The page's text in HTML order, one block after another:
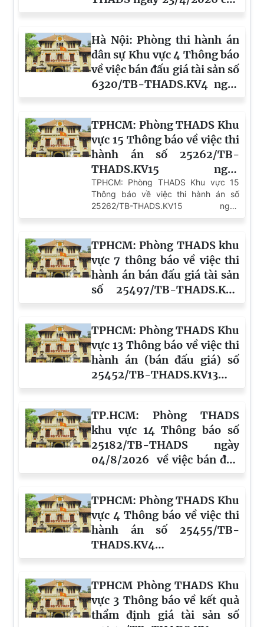
Phòng THADS khu vực 8
Hà Nội: Phòng thi hành án
dân sự Khu vực 4 Thông báo
về việc bán đấu giá tài sản số
6320/TB-THADS.KV4 ngày
15/7/2026
TPHCM: Phòng THADS Khu
vực 15 Thông báo về việc thi
hành án số 25262/TB-
THADS.KV15 ngày
04/8/2026
TPHCM: Phòng THADS Khu vực 15
Thông báo về việc thi hành án số
25262/TB-THADS.KV15 ngày
04/8/2026
TPHCM: Phòng THADS khu
vực 7 thông báo về việc thi
hành án bán đấu giá tài sản
số 25497/TB-THADS.KV7
ngày 05/8/2026
TPHCM: Phòng THADS Khu
vực 13 Thông báo về việc thi
hành án (bán đấu giá) số
25452/TB-THADS.KV13
ngày 05/8/2026
TP.HCM: Phòng THADS
khu vực 14 Thông báo số
25182/TB-THADS ngày
04/8/2026 về việc bán đấu
giá tài sản
TPHCM: Phòng THADS Khu
vực 4 Thông báo về việc thi
hành án số 25455/TB-
THADS.KV4
ngày 05/8/2026
TPHCM Phòng THADS Khu
vực 3 Thông báo về kết quả
thẩm định giá tài sản số